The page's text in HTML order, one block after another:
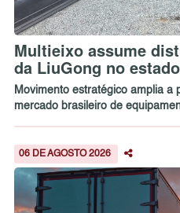
Multieixo assume
da LiuGong no estado
Movimento estratégico amplia a
mercado brasileiro de
06 DE AGOSTO 2026